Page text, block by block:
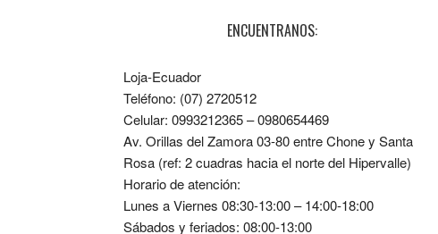
ENCUENTRANOS:
Loja-Ecuador
Teléfono: (07) 2720512
Celular: 0993212365 – 0980654469
Av. Orillas del Zamora 03-80 entre Chone y Santa
Rosa (ref: 2 cuadras hacia el norte del Hipervalle)
Horario de atención:
Lunes a Viernes 08:30-13:00 – 14:00-18:00
Sábados y feriados: 08:00-13:00